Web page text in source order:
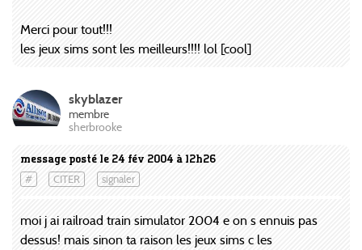
Merci pour tout!!!
les jeux sims sont les meilleurs!!!! lol [cool]
message posté le 24 fév 2004 à 12h26
# CITER signaler
skyblazer
membre
sherbrooke
moi j ai railroad train simulator 2004 e on s ennuis pas
dessus! mais sinon ta raison les jeux sims c les